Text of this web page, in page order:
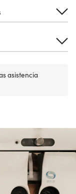
asistencia